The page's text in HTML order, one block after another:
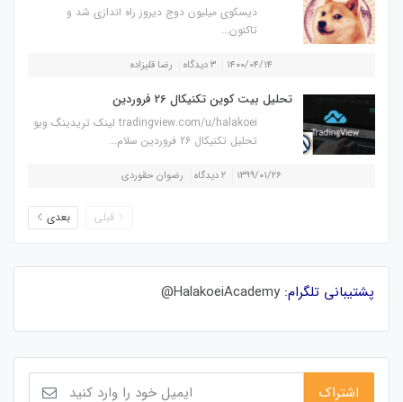
دیسکوی میلیون دوج دیروز راه اندازی شد و
تاکنون...
۱۴۰۰/۰۴/۱۴ ۳ دیدگاه رضا قلیزاده
تحلیل بیت کوین تکنیکال 26 فروردین
tradingview.com/u/halakoei لینک تریدینگ ویو
تحلیل تکنیکال 26 فروردین سلام...
۱۳۹۹/۰۱/۲۶ ۲ دیدگاه رضوان حقوردی
قبلی بعدی
پشتیبانی تلگرام: HalakoeiAcademy@